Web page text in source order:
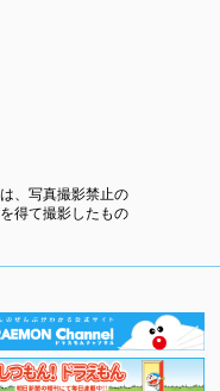
、写真撮影禁止の
得て撮影したもの